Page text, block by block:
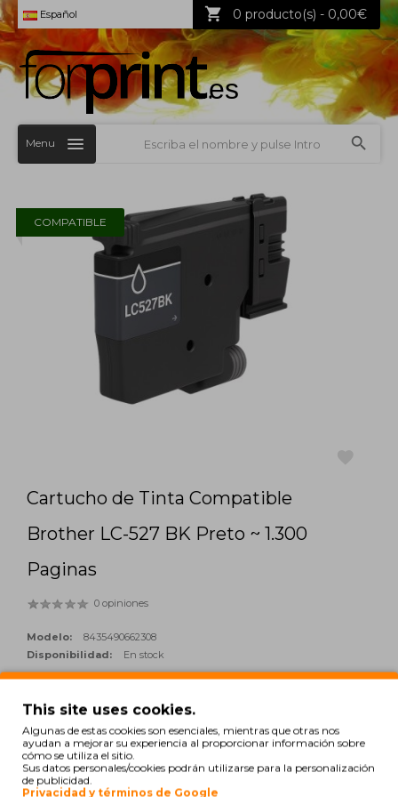
Español 0 producto(s) - 0,00€
Menu
COMPATIBLE
Cartucho de Tinta Compatible
Brother LC-527 BK Preto ~ 1.300
Paginas
0 opiniones
Modelo:
8435490662308
Disponibilidad:
En stock
25,66€
Cantidad:
This site uses cookies.
Algunas de estas cookies son esenciales, mientras que otras nos
ayudan a mejorar su experiencia al proporcionar información sobre
cómo se utiliza el sitio.
Sus datos personales/cookies podrán utilizarse para la personalización
de publicidad.
Privacidad y términos de Google